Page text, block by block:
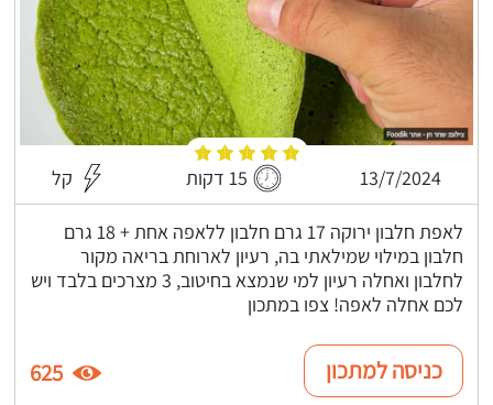
13/7/2024 15 דקות קל
לאפת חלבון ירוקה 17 גרם חלבון ללאפה אחת + 18 גרם
חלבון במילוי שמילאתי בה, רעיון לארוחת בריאה מקור
לחלבון ואחלה רעיון למי שנמצא בחיטוב, 3 מצרכים בלבד ויש
לכם אחלה לאפה! צפו במתכון
כניסה למתכון 625